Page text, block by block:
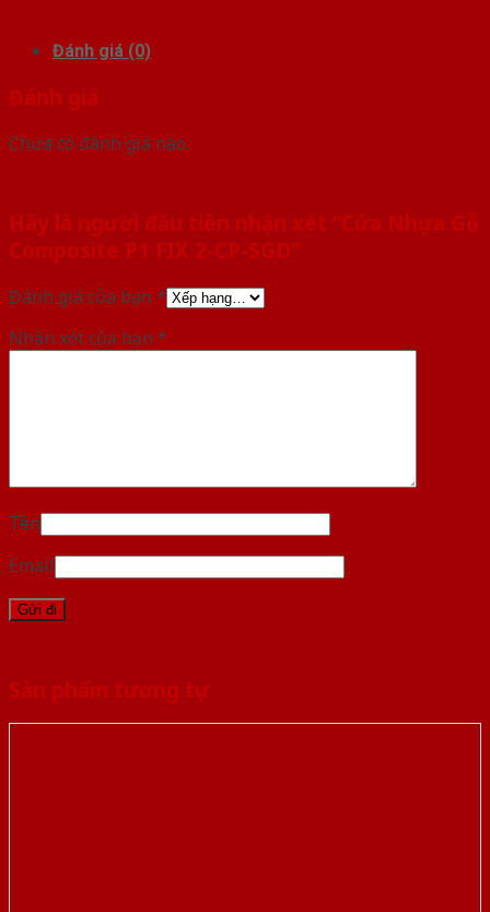
Đánh giá (0)
Đánh giá
Chưa có đánh giá nào.
Hãy là người đầu tiên nhận xét “Cửa Nhựa Gỗ
Composite P1 FIX 2-CP-SGD”
Đánh giá của bạn *
Nhận xét của bạn *
Tên
Email
Sản phẩm tương tự